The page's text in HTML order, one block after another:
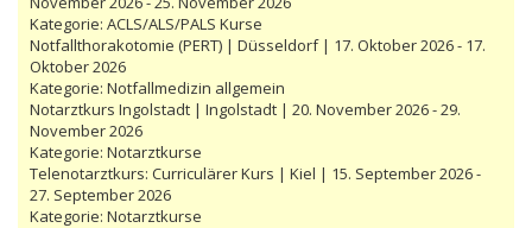
Kategorie: ACLS/ALS/PALS Kurse
Notfallthorakotomie (PERT) | Düsseldorf | 17. Oktober 2026 - 17.
Oktober 2026
Kategorie: Notfallmedizin allgemein
Notarztkurs Ingolstadt | Ingolstadt | 20. November 2026 - 29.
November 2026
Kategorie: Notarztkurse
Telenotarztkurs: Curriculärer Kurs | Kiel | 15. September 2026 -
27. September 2026
Kategorie: Notarztkurse